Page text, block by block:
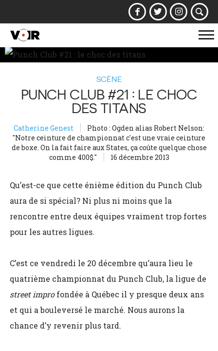
la
SCÈNE
PUNCH CLUB #21 : LE CHOC
DES TITANS
Catherine Genest
Photo : Ogden alias Robert Nelson:
"Notre ceinture de championnat c'est une vraie ceinture
de boxe. On la fait faire aux States, ça coûte quelque chose
comme 400$."
16 décembre 2013
Qu’est-ce que cette énième édition du Punch Club
aura de si spécial? Ni plus ni moins que la
rencontre entre deux équipes vraiment trop fortes
pour les autres ligues.
C’est ce vendredi le 20 décembre qu’aura lieu le
quatrième championnat du Punch Club, la ligue de
street improfondée à Québec il y presque deux ans
et qui a bouleversé le marché. Nous aurons la
chance d’y revenir plus tard.